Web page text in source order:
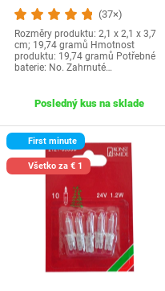
ST111 balenie…(37×)
Rozměry produktu: 2,1 x 2,1 x 3,7
cm; 19,74 gramů Hmotnost
produktu: 19,74 gramů Potřebné
baterie: No. Zahrnuté…
Posledný kus na sklade
First minute
Všetko za € 1